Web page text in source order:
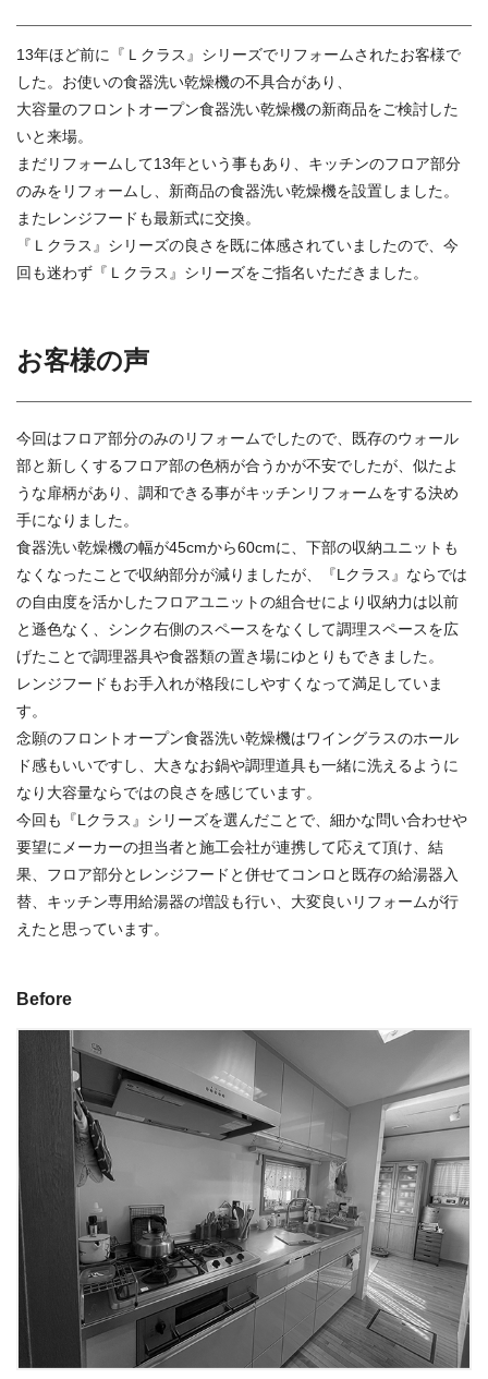
13年ほど前に『Ｌクラス』シリーズでリフォームされたお客様で
した。お使いの食器洗い乾燥機の不具合があり、
大容量のフロントオープン食器洗い乾燥機の新商品をご検討した
いと来場。
まだリフォームして13年という事もあり、キッチンのフロア部分
のみをリフォームし、新商品の食器洗い乾燥機を設置しました。
またレンジフードも最新式に交換。
『Ｌクラス』シリーズの良さを既に体感されていましたので、今
回も迷わず『Ｌクラス』シリーズをご指名いただきました。
お客様の声
今回はフロア部分のみのリフォームでしたので、既存のウォール
部と新しくするフロア部の色柄が合うかが不安でしたが、似たよ
うな扉柄があり、調和できる事がキッチンリフォームをする決め
手になりました。
食器洗い乾燥機の幅が45cmから60cmに、下部の収納ユニットも
なくなったことで収納部分が減りましたが、『Lクラス』ならでは
の自由度を活かしたフロアユニットの組合せにより収納力は以前
と遜色なく、シンク右側のスペースをなくして調理スペースを広
げたことで調理器具や食器類の置き場にゆとりもできました。
レンジフードもお手入れが格段にしやすくなって満足していま
す。
念願のフロントオープン食器洗い乾燥機はワイングラスのホール
ド感もいいですし、大きなお鍋や調理道具も一緒に洗えるように
なり大容量ならではの良さを感じています。
今回も『Lクラス』シリーズを選んだことで、細かな問い合わせや
要望にメーカーの担当者と施工会社が連携して応えて頂け、結
果、フロア部分とレンジフードと併せてコンロと既存の給湯器入
替、キッチン専用給湯器の増設も行い、大変良いリフォームが行
えたと思っています。
Before